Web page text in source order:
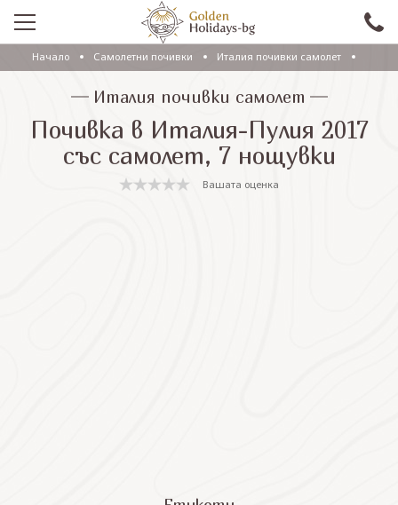
ПРОМО
САМОЛЕТНИ ПОЧИВКИ
Начало Самолетни почивки Италия почивки самолет
Италия почивки самолет
Почивка в Италия-Пулия 2017
със самолет, 7 нощувки
Вашата оценка